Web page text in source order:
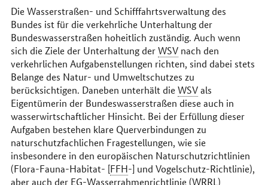
Die Wasserstraßen- und Schifffahrtsverwaltung des
Bundes ist für die verkehrliche Unterhaltung der
Bundeswasserstraßen hoheitlich zuständig. Auch wenn
sich die Ziele der Unterhaltung derWSVnach den
verkehrlichen Aufgabenstellungen richten, sind dabei stets
Belange des Natur- und Umweltschutzes zu
berücksichtigen. Daneben unterhält die WSVals
Eigentümerin der Bundeswasserstraßen diese auch in
wasserwirtschaftlicher Hinsicht. Bei der Erfüllung dieser
Aufgaben bestehen klare Querverbindungen zu
naturschutzfachlichen Fragestellungen, wie sie
insbesondere in den europäischen Naturschutzrichtlinien
(Flora-Fauna-Habitat- [FFH-] und Vogelschutz-Richtlinie),
aber auch der EG-Wasserrahmenrichtlinie (WRRL)